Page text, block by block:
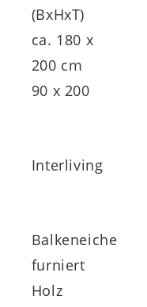
begeistern
werden
ca. 60 x 49
aus
Serie 1024
ca. 180 x
200 cm
90 x 200
Interliving
Balkeneiche
furniert
Holz